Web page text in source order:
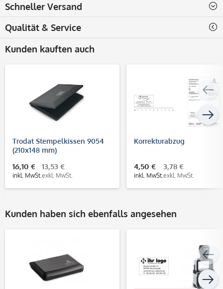
Schneller Versand
Qualität & Service
Kunden kauften auch
Trodat Stempelkissen 9054
(210x148 mm)
16,10 €
inkl. MwSt.
13,53 €
exkl. MwSt.
Korrekturabzug
4,50 €
inkl. MwSt.
3,78 €
exkl. MwSt.
Kunden haben sich ebenfalls angesehen